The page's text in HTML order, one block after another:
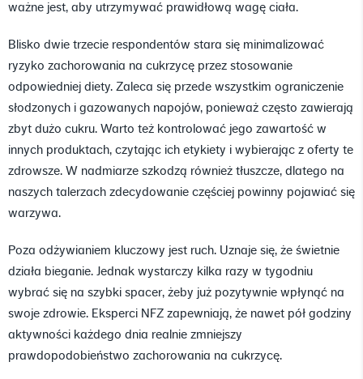
ważne jest, aby utrzymywać prawidłową wagę ciała.
Blisko dwie trzecie respondentów stara się minimalizować
ryzyko zachorowania na cukrzycę przez stosowanie
odpowiedniej diety. Zaleca się przede wszystkim ograniczenie
słodzonych i gazowanych napojów, ponieważ często zawierają
zbyt dużo cukru. Warto też kontrolować jego zawartość w
innych produktach, czytając ich etykiety i wybierając z oferty te
zdrowsze. W nadmiarze szkodzą również tłuszcze, dlatego na
naszych talerzach zdecydowanie częściej powinny pojawiać się
warzywa.
Poza odżywianiem kluczowy jest ruch. Uznaje się, że świetnie
działa bieganie. Jednak wystarczy kilka razy w tygodniu
wybrać się na szybki spacer, żeby już pozytywnie wpłynąć na
swoje zdrowie. Eksperci NFZ zapewniają, że nawet pół godziny
aktywności każdego dnia realnie zmniejszy
prawdopodobieństwo zachorowania na cukrzycę.